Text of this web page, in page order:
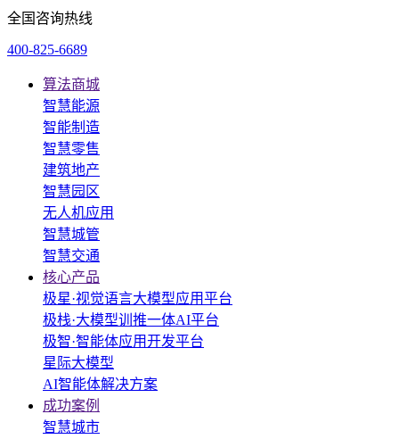
全国咨询热线
400-825-6689
算法商城
智慧能源
智能制造
智慧零售
建筑地产
智慧园区
无人机应用
智慧城管
智慧交通
核心产品
极星·视觉语言大模型应用平台
极栈·大模型训推一体AI平台
极智·智能体应用开发平台
星际大模型
AI智能体解决方案
成功案例
智慧城市